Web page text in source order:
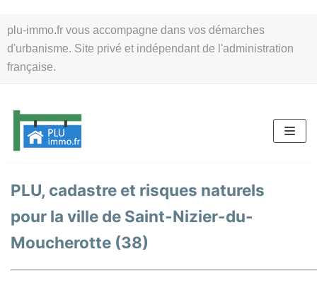
plu-immo.fr vous accompagne dans vos démarches
d'urbanisme. Site privé et indépendant de l'administration
française.
au
contenu
PLU, cadastre et risques naturels
pour la ville de Saint-Nizier-du-
Moucherotte (38)